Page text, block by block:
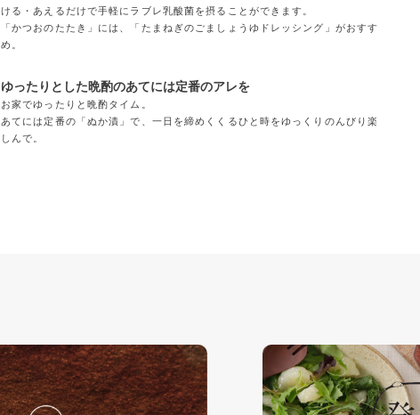
ける・あえるだけで手軽にラブレ乳酸菌を摂ることができます。
「かつおのたたき」には、「たまねぎのごましょうゆドレッシング」がおすす
め。
ゆったりとした晩酌のあてには定番のアレを
お家でゆったりと晩酌タイム。
あてには定番の「ぬか漬」で、一日を締めくくるひと時をゆっくりのんびり楽
しんで。